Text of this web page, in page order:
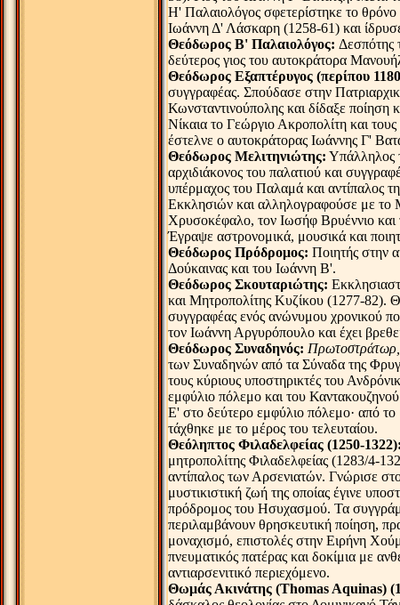
Η' Παλαιολόγος σφετερίστηκε το θρόνο
Ιωάννη Δ' Λάσκαρη (1258-61) και
Θεόδωρος Β' Παλαιολόγος: Δεσπότης
δεύτερος γιος του αυτοκράτορα
Θεόδωρος Εξαπτέρυγος (περίπου
συγγραφέας. Σπούδασε στην
Κωνσταντινούπολης και δίδαξε ποίηση
Νίκαια το Γεώργιο Ακροπολίτη και
έστελνε ο αυτοκράτορας Ιωάννης Γ'
Θεόδωρος Μελιτηνιώτης: Υπάλληλος
αρχιδιάκονος του παλατιού και
υπέρμαχος του Παλαμά και αντίπαλος
Εκκλησιών και αλληλογραφούσε με το
Χρυσοκέφαλο, τον Ιωσήφ Βρυέννιο
Έγραψε αστρονομικά, μουσικά και
Θεόδωρος Πρόδρομος: Ποιητής στην
Δούκαινας και του Ιωάννη Β'.
Θεόδωρος Σκουταριώτης:
και Μητροπολίτης Κυζίκου (1277-82).
συγγραφέας ενός ανώνυμου χρονικού
τον Ιωάννη Αργυρόπουλο και έχει
Θεόδωρος Συναδηνός: Πρωτοστράτωρ,
των Συναδηνών από τα Σύναδα της
τους κύριους υποστηρικτές του
εμφύλιο πόλεμο και του
Ε' στο δεύτερο εμφύλιο πόλεμο· από
τάχθηκε με το μέρος του τελευταίου.
Θεόληπτος Φιλαδελφείας (1250-1322):
μητροπολίτης Φιλαδελφείας (1283/4-
αντίπαλος των Αρσενιατών. Γνώρισε
μυστικιστική ζωή της οποίας έγινε
πρόδρομος του Ησυχασμού. Τα
περιλαμβάνουν θρησκευτική ποίηση,
μοναχισμό, επιστολές στην Ειρήνη
πνευματικός πατέρας και δοκίμια με
αντιαρσενιτικό περιεχόμενο.
Θωμάς Ακινάτης (Thomas Aquinas)